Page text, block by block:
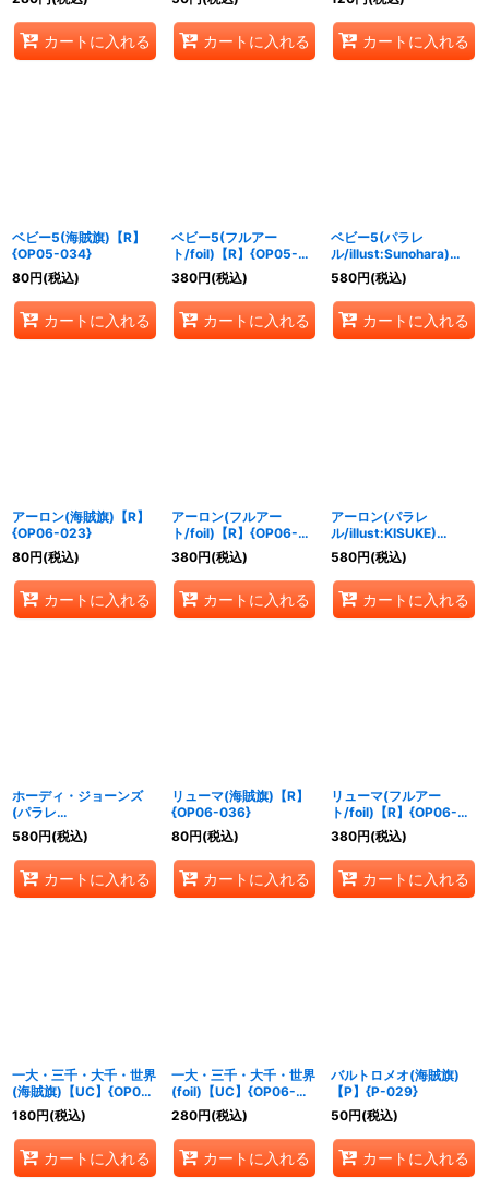
カートに入れる カートに入れる カートに入れる
ベビー5(海賊旗)【R】
{OP05-034}
80円(税込)
カートに入れる
ベビー5(フルアー
ト/foil)【R】{OP05-
034}
380円(税込)
カートに入れる
ベビー5(パラレ
ル/illust:Sunohara)
【R/P】{OP05-034}
580円(税込)
カートに入れる
アーロン(海賊旗)【R】
{OP06-023}
80円(税込)
カートに入れる
アーロン(フルアー
ト/foil)【R】{OP06-
023}
380円(税込)
カートに入れる
アーロン(パラレ
ル/illust:KISUKE)
【R/P】{OP06-023}
580円(税込)
カートに入れる
ホーディ・ジョーンズ
(パラレ
ル/illust:SENNSU)
【SR/P】{OP06-035}
580円(税込)
カートに入れる
リューマ(海賊旗)【R】
{OP06-036}
80円(税込)
カートに入れる
リューマ(フルアー
ト/foil)【R】{OP06-
036}
380円(税込)
カートに入れる
一大・三千・大千・世界
(海賊旗)【UC】{OP06-
038}
180円(税込)
カートに入れる
一大・三千・大千・世界
(foil)【UC】{OP06-
038}
280円(税込)
カートに入れる
バルトロメオ(海賊旗)
【P】{P-029}
50円(税込)
カートに入れる